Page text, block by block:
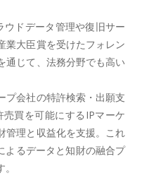
ドデータ管理や復旧サー
業大臣賞を受けたフォレン
通じて、法務分野でも高い
プ会社の特許検索・出願支
買を可能にするIPマーケ
管理と収益化を支援。これ
よるデータと知財の融合プ